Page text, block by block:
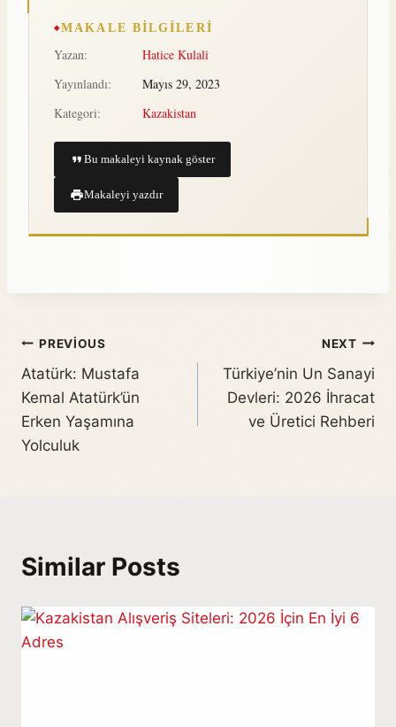
MAKALE BILGILERI
Yazan:
Hatice Kulali
Yayınlandı:
Mayıs 29, 2023
Kategori:
Kazakistan
Bu makaleyi kaynak göster
Makaleyi yazdır
PREVIOUS
Atatürk: Mustafa
Kemal Atatürk’ün
Erken Yaşamına
Yolculuk
NEXT
Türkiye’nin Un Sanayi
Devleri: 2026 İhracat
ve Üretici Rehberi
Similar Posts